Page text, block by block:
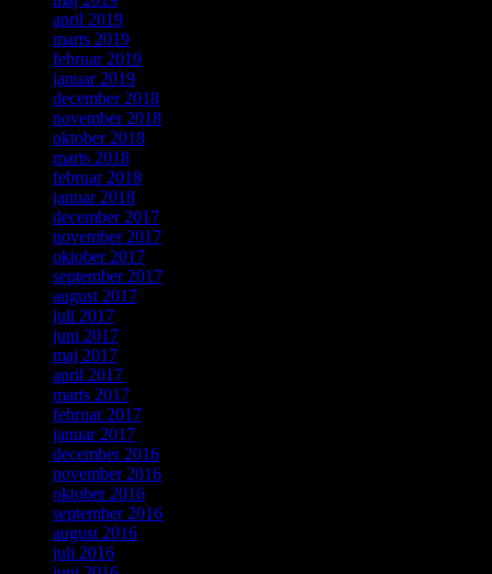
april 2019
marts 2019
februar 2019
januar 2019
december 2018
november 2018
oktober 2018
marts 2018
februar 2018
januar 2018
december 2017
november 2017
oktober 2017
september 2017
august 2017
juli 2017
juni 2017
maj 2017
april 2017
marts 2017
februar 2017
januar 2017
december 2016
november 2016
oktober 2016
september 2016
august 2016
juli 2016